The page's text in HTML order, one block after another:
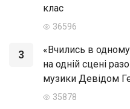
клас
36596
3
«Вчились в одному
на одній сцені
музики Девідом
35878